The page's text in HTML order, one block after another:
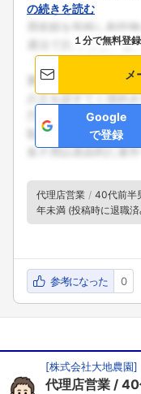
の続きを読む
１分で無料登
メ
Google
で登録
代理店営業 40代前半
年未満 (投稿時に退職済
参考になった 0
[株式会社大地農園]
代理店営業 40